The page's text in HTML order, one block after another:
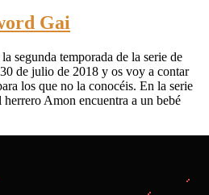
Gai
segunda temporada de la serie de
de julio de 2018 y os voy a contar
los que no la conocéis. En la serie
Amon encuentra a un bebé